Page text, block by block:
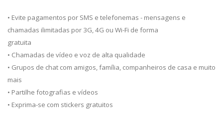
• Evite pagamentos por SMS e telefonemas - mensagens e
chamadas ilimitadas por 3G, 4G ou Wi-Fi de forma
gratuita
• Chamadas de vídeo e voz de alta qualidade
• Grupos de chat com amigos, família, companheiros de casa e muito
mais
• Partilhe fotografias e vídeos
• Exprima-se com stickers gratuitos